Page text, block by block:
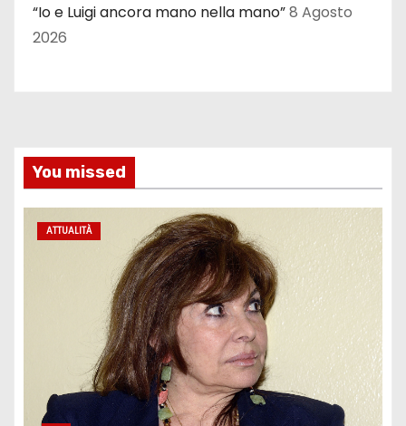
“Io e Luigi ancora mano nella mano”8 Agosto
2026
You missed
ATTUALITÀ